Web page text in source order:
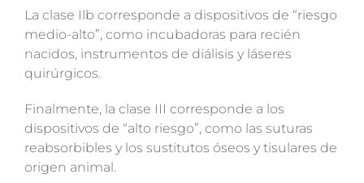
La clase Ilb corresponde a dispositivos de “riesgo
medio-alto”, como incubadoras para recién
nacidos, instrumentos de diálisis y láseres
quirúrgicos.
Finalmente, la clase III corresponde a los
dispositivos de “alto riesgo”, como las suturas
reabsorbibles y los sustitutos óseos y tisulares de
origen animal.